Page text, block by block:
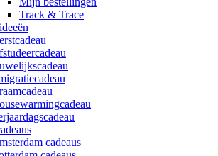
Track & Trace
cadeaus